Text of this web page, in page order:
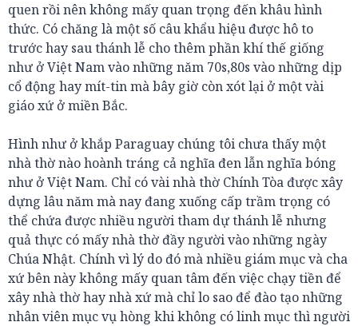
quen rồi nên không mấy quan trọng đến khâu hình
thức. Có chăng là một số câu khẩu hiệu được hô to
trước hay sau thánh lễ cho thêm phần khí thế giống
như ở Việt Nam vào những năm 70s,80s vào những dịp
cổ động hay mít-tin mà bây giờ còn xót lại ở một vài
giáo xứ ở miền Bắc.
Hình như ở khắp Paraguay chúng tôi chưa thấy một
nhà thờ nào hoành tráng cả nghĩa đen lẫn nghĩa bóng
như ở Việt Nam. Chỉ có vài nhà thờ Chính Tòa được xây
dựng lâu năm mà nay đang xuống cấp trầm trọng có
thể chứa được nhiều người tham dự thánh lễ nhưng
quả thực có mấy nhà thờ đầy người vào những ngày
Chúa Nhật. Chính vì lý do đó mà nhiều giám mục và cha
xứ bên này không mấy quan tâm đến việc chạy tiền để
xây nhà thờ hay nhà xứ mà chỉ lo sao để đào tạo những
nhân viên mục vụ hòng khi không có linh mục thì người